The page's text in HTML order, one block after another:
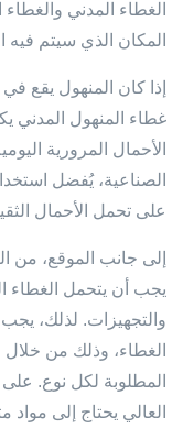
الغطاء المدني
المكان الذي سيتم فيه
إذا كان المنهول يقع
غطاء المنهول المدني
الأحمال المرورية
الصناعية، يُفضل
على تحمل الأحمال
إلى جانب الموقع، من
يجب أن يتحمل الغطاء
والتجهيزات. لذلك،
الغطاء، وذلك من
المطلوبة لكل نوع.
العالي يحتاج إلى مواد